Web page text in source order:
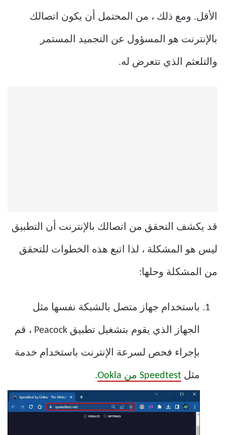
الأقل. ومع ذلك ، من المحتمل أن يكون اتصالك
بالإنترنت هو المسؤول عن التجميد المستمر
والتلعثم الذي تتعرض له.
قد يكشف التحقق من اتصالك بالإنترنت أن التطبيق
ليس هو المشكلة ، لذا اتبع هذه الخطوات للتحقق
من المشكلة وحلها:
باستخدام جهاز متصل بالشبكة نفسها مثل
الجهاز الذي يقوم بتشغيل تطبيق Peacock ، قم
بإجراء فحص لسرعة الإنترنت باستخدام خدمة
مثل Speedtest من Ookla .